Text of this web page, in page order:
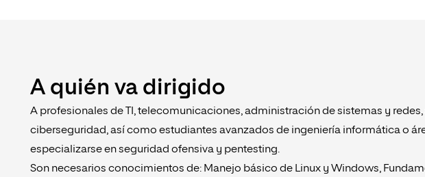
A quién va dirigido
A profesionales de TI, telecomunicaciones, administración de sistemas y
ciberseguridad, así como estudiantes avanzados de ingeniería informática o
especializarse en seguridad ofensiva y pentesting.
Son necesarios conocimientos de: Manejo básico de Linux y Windows,